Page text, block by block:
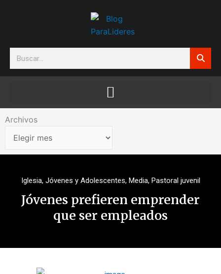
Search
Archivos
Archivos
Iglesia, Jóvenes y Adolescentes, Media, Pastoral juvenil
Jóvenes prefieren emprender
que ser empleados